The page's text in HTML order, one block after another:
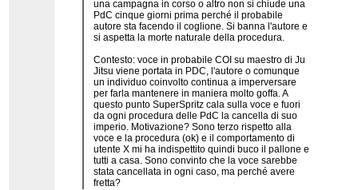
una campagna in corso o altro non si chiude una
PdC cinque giorni prima perché il probabile
autore sta facendo il coglione. Si banna l'autore e
si aspetta la morte naturale della procedura.
Contesto: voce in probabile COI su maestro di Ju
Jitsu viene portata in PDC, l'autore o comunque
un individuo coinvolto continua a imperversare
per farla mantenere in maniera molto goffa. A
questo punto SuperSpritz cala sulla voce e fuori
da ogni procedura delle PdC la cancella di suo
imperio. Motivazione? Sono terzo rispetto alla
voce e la procedura (ok) e il comportamento di
utente X mi ha indispettito quindi buco il pallone e
tutti a casa. Sono convinto che la voce sarebbe
stata cancellata in ogni caso, ma perché avere
fretta?